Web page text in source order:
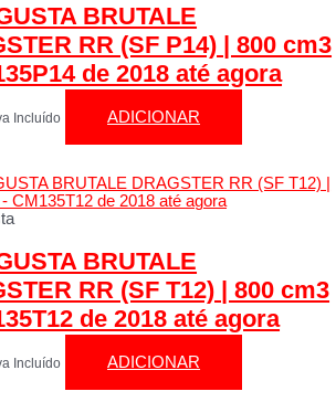
BRUTALE
RR (SF P14) | 800 cm3
de 2018 até agora
Incluído ADICIONAR
BRUTALE
RR (SF T12) | 800 cm3
de 2018 até agora
Incluído ADICIONAR